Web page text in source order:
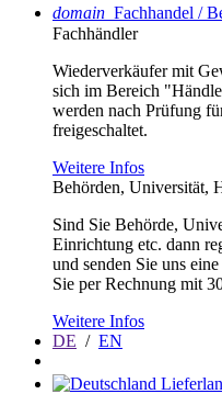
domain Fachhandel /
Fachhändler
Wiederverkäufer mit
sich im Bereich
werden nach Prüfung
freigeschaltet.
Weitere Infos
Behörden, Universität,
Sind Sie Behörde,
Einrichtung etc. dann
und senden Sie uns
Sie per Rechnung mit
Weitere Infos
DE / EN